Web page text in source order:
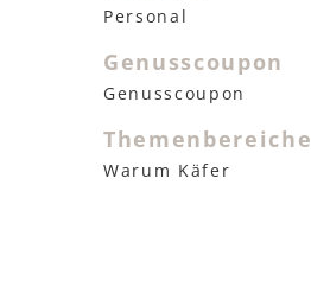
Personal
Genusscoupon
Genusscoupon
Themenbereiche
Warum Käfer